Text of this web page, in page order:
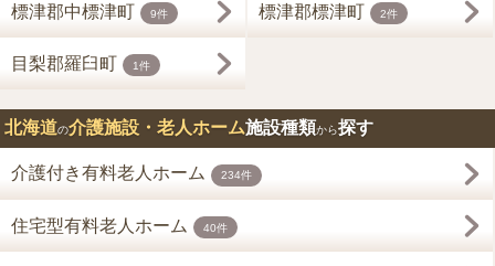
標津郡中標津町 9件 標津郡標津町 2件
目梨郡羅臼町 1件
北海道の介護施設・老人ホーム施設種類から探す
介護付き有料老人ホーム 234件
住宅型有料老人ホーム 40件